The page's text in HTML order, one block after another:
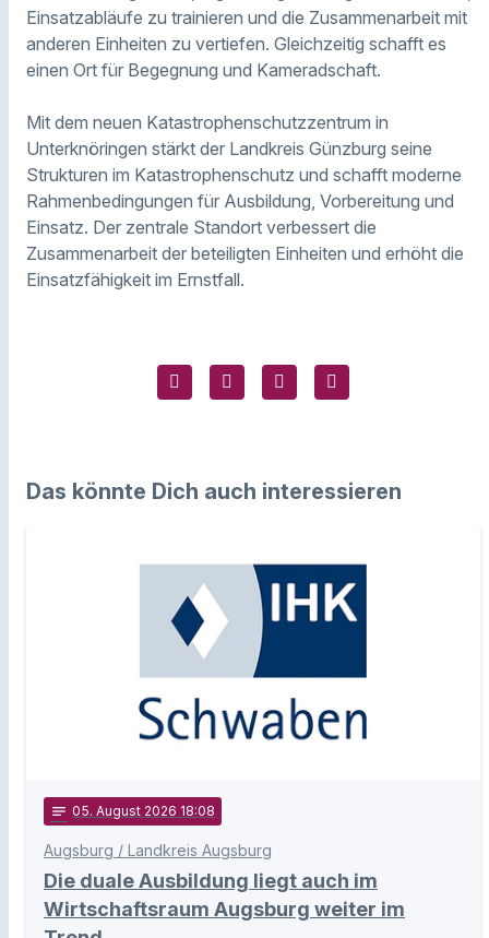
Einsatzabläufe zu trainieren und die Zusammenarbeit mit
anderen Einheiten zu vertiefen. Gleichzeitig schafft es
einen Ort für Begegnung und Kameradschaft.
Mit dem neuen Katastrophenschutzzentrum in
Unterknöringen stärkt der Landkreis Günzburg seine
Strukturen im Katastrophenschutz und schafft moderne
Rahmenbedingungen für Ausbildung, Vorbereitung und
Einsatz. Der zentrale Standort verbessert die
Zusammenarbeit der beteiligten Einheiten und erhöht die
Einsatzfähigkeit im Ernstfall.
Das könnte Dich auch interessieren
notes 05. August 2026 18:08
Augsburg / Landkreis Augsburg
Die duale Ausbildung liegt auch im
Wirtschaftsraum Augsburg weiter im